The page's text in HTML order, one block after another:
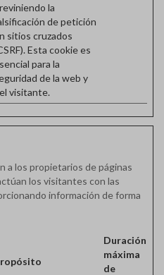
la
de petición
sitios cruzados
Esta cookie es
para la
de la web y
visitante.
a los propietarios de páginas
los visitantes con las
información de forma
Duración
máxima
de